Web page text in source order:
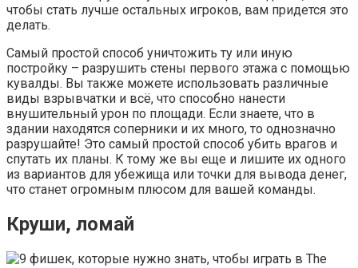
чтобы стать лучше остальных игроков, вам придется это
делать.
Самый простой способ уничтожить ту или иную
постройку – разрушить стены первого этажа с помощью
кувалды. Вы также можете использовать различные
виды взрывчатки и всё, что способно нанести
внушительный урон по площади. Если знаете, что в
здании находятся соперники и их много, то однозначно
разрушайте! Это самый простой способ убить врагов и
спутать их планы. К тому же вы еще и лишите их одного
из вариантов для убежища или точки для вывода денег,
что станет огромным плюсом для вашей команды.
Круши, ломай